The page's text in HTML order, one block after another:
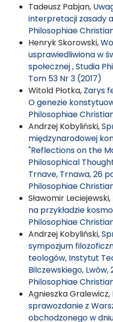
Tadeusz Pabjan,
interpretacji zasady
Philosophiae
Henryk Skorowski,
usprawiedliwiona w
społecznej,Studia
Tom 53 Nr 3 (2017)
Witold Płotka, Zarys
O genezie
Philosophiae
Andrzej Kobyliński,
międzynarodowej
"Reflections on the
Philosophical
Trnave, Trnawa, 26
Philosophiae
Sławomir Leciejewski,
na przykładzie
Philosophiae
Andrzej Kobyliński,
sympozjum
teologów, Instytut
Bilczewskiego, Lwów,
Philosophiae
Agnieszka Gralewicz,
sprawozdanie z
obchodzonego w